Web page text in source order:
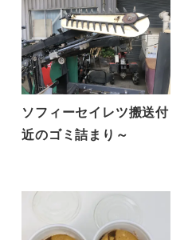
ソフィーセイレツ搬送付
近のゴミ詰まり～